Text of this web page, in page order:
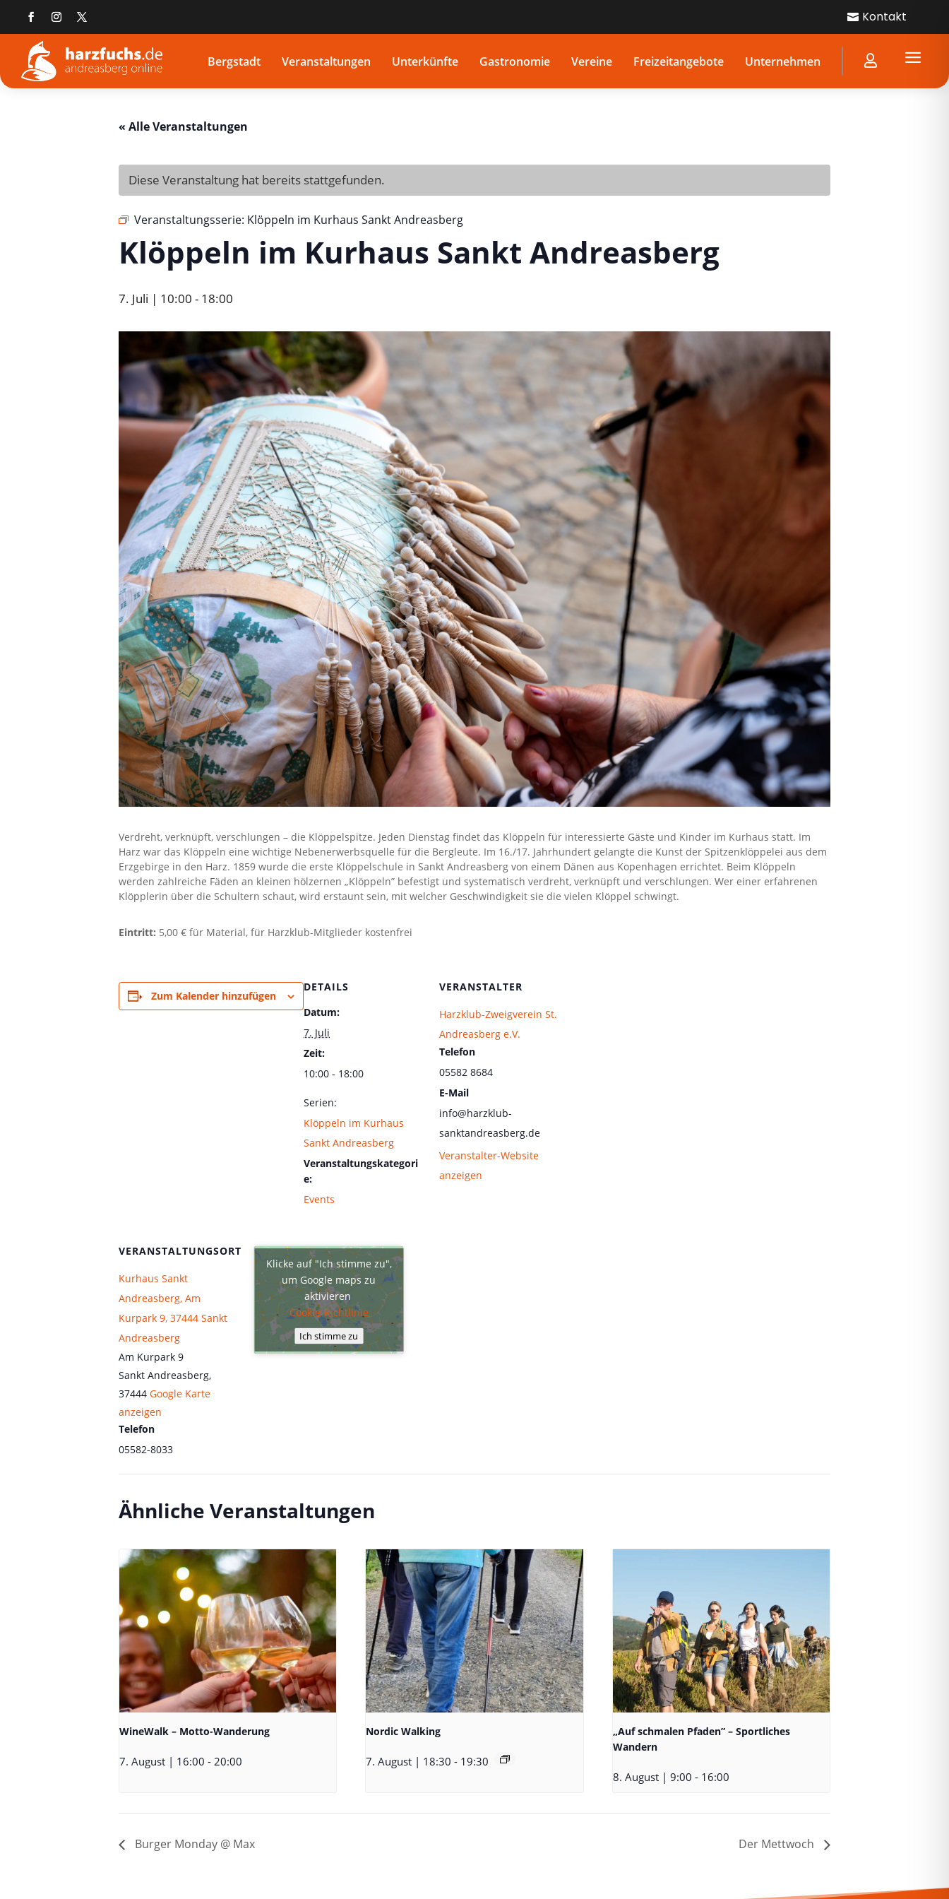
 Kontakt
Bergstadt Veranstaltungen Unterkünfte Gastronomie Vereine Freizeitangebote Unternehmen  a
« Alle Veranstaltungen
Diese Veranstaltung hat bereits stattgefunden.
Veranstaltungsserie: Klöppeln im Kurhaus Sankt Andreasberg
Klöppeln im Kurhaus Sankt Andreasberg
7. Juli | 10:00 - 18:00
Verdreht, verknüpft, verschlungen – die Klöppelspitze. Jeden Dienstag findet das Klöppeln für interessierte Gäste und Kinder im Kurhaus statt. Im
Harz war das Klöppeln eine wichtige Nebenerwerbsquelle für die Bergleute. Im 16./17. Jahrhundert gelangte die Kunst der Spitzenklöppelei aus dem
Erzgebirge in den Harz. 1859 wurde die erste Klöppelschule in Sankt Andreasberg von einem Dänen aus Kopenhagen errichtet. Beim Klöppeln
werden zahlreiche Fäden an kleinen hölzernen „Klöppeln” befestigt und systematisch verdreht, verknüpft und verschlungen. Wer einer erfahrenen
Klöpplerin über die Schultern schaut, wird erstaunt sein, mit welcher Geschwindigkeit sie die vielen Klöppel schwingt.
Eintritt: 5,00 € für Material, für Harzklub-Mitglieder kostenfrei
Zum Kalender hinzufügen
DETAILS
Datum:
7. Juli
Zeit:
10:00 - 18:00
Serien:
Klöppeln im Kurhaus
Sankt Andreasberg
Veranstaltungskategori
e:
Events
VERANSTALTER
Harzklub-Zweigverein St.
Andreasberg e.V.
Telefon
05582 8684
E-Mail
info@harzklub-
sanktandreasberg.de
Veranstalter-Website
anzeigen
VERANSTALTUNGSORT
Kurhaus Sankt
Andreasberg, Am
Kurpark 9, 37444 Sankt
Andreasberg
Am Kurpark 9
Sankt Andreasberg,
37444 Google Karte
anzeigen
Telefon
05582-8033
Klicke auf "Ich stimme zu",
um Google maps zu
aktivieren
Cookie-Richtlinie
Ich stimme zu
Ähnliche Veranstaltungen
WineWalk – Motto-Wanderung
7. August | 16:00 - 20:00
Nordic Walking
7. August | 18:30 - 19:30
„Auf schmalen Pfaden” – Sportliches
Wandern
8. August | 9:00 - 16:00
Burger Monday @ Max Der Mettwoch